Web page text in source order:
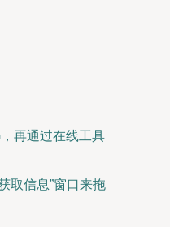
再通过在线工具
取信息”窗口来拖